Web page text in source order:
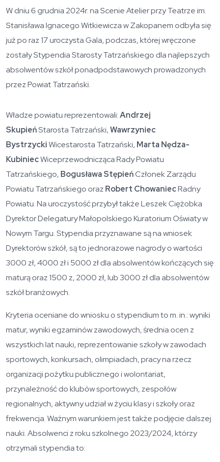
W dniu 6 grudnia 2024r. na Scenie Atelier przy Teatrze im.
Stanisława Ignacego Witkiewicza w Zakopanem odbyła się
już po raz 17 uroczysta Gala, podczas, której wręczone
zostały Stypendia Starosty Tatrzańskiego dla najlepszych
absolwentów szkół ponadpodstawowych prowadzonych
przez Powiat Tatrzański.
Władze powiatu reprezentowali:Andrzej
SkupieńStarosta Tatrzański,Wawrzyniec
BystrzyckiWicestarosta Tatrzański, Marta Nędza-
KubiniecWiceprzewodnicząca Rady Powiatu
Tatrzańskiego, Bogusława StępieńCzłonek Zarządu
Powiatu Tatrzańskiego oraz Robert ChowaniecRadny
Powiatu. Na uroczystość przybył także Leszek Ciężobka
Dyrektor Delegatury Małopolskiego Kuratorium Oświaty w
Nowym Targu. Stypendia przyznawane są na wniosek
Dyrektorów szkół, są to jednorazowe nagrody o wartości
3000 zł, 4000 zł i 5000 zł dla absolwentów kończących się
maturą oraz 1500 z, 2000 zł, lub 3000 zł dla absolwentów
szkół branżowych.
Kryteria oceniane do wniosku o stypendium to m. in.: wyniki
matur, wyniki egzaminów zawodowych, średnia ocen z
wszystkich lat nauki, reprezentowanie szkoły w zawodach
sportowych, konkursach, olimpiadach, pracy na rzecz
organizacji pożytku publicznego i wolontariat,
przynależność do klubów sportowych, zespołów
regionalnych, aktywny udział w życiu klasy i szkoły oraz
frekwencja. Ważnym warunkiem jest także podjęcie dalszej
nauki. Absolwenci z roku szkolnego 2023/2024, którzy
otrzymali stypendia to: